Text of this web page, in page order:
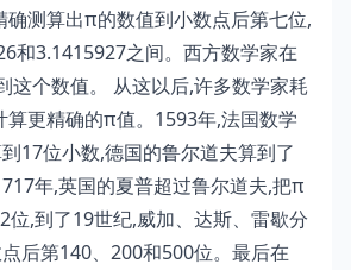
确测算出π的数值到小数点后第七位,
和3.1415927之间。西方数学家在
这个数值。 从这以后,许多数学家耗
算更精确的π值。1593年,法国数学
17位小数,德国的鲁尔道夫算到了
年,英国的夏普超过鲁尔道夫,把π
位,到了19世纪,威加、达斯、雷歇分
后第140、200和500位。最后在